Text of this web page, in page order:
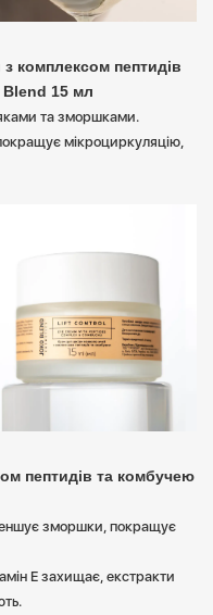
комплексом пептидів
15 мл
та зморшками.
мікроциркуляцію,
пептидів та комбучею
зморшки, покращує
Е захищає, екстракти